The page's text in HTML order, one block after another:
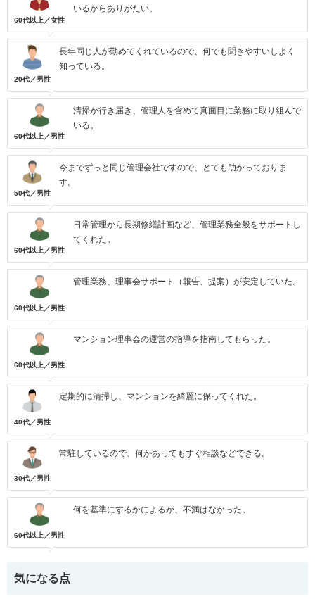
60代以上／女性
いるからありがたい。
20代／男性
長年同じ人が勤めてくれているので、何でも聞きやすいしよく
知っている。
60代以上／男性
清掃が行き届き、管理人を含めて真面目に業務に取り組んで
いる。
50代／男性
今までずっと同じ管理会社ですので、とても助かっておりま
す。
60代以上／男性
日常管理から長期修繕計画など、管理業務全般をサポートし
てくれた。
60代以上／男性
管理業務、理事会サポート（報告、提案）が安定していた。
60代以上／男性
マンション理事会の運営の指導を指南してもらった。
40代／男性
定期的に清掃し、マンションを綺麗に保ってくれた。
30代／男性
常駐しているので、何かあってもすぐ相談などできる。
60代以上／男性
何を基準にするかによるが、不満はなかった。
気になる点